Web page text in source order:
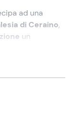
ad una
di Ceraino,
un
te e ti seguirà
cima!